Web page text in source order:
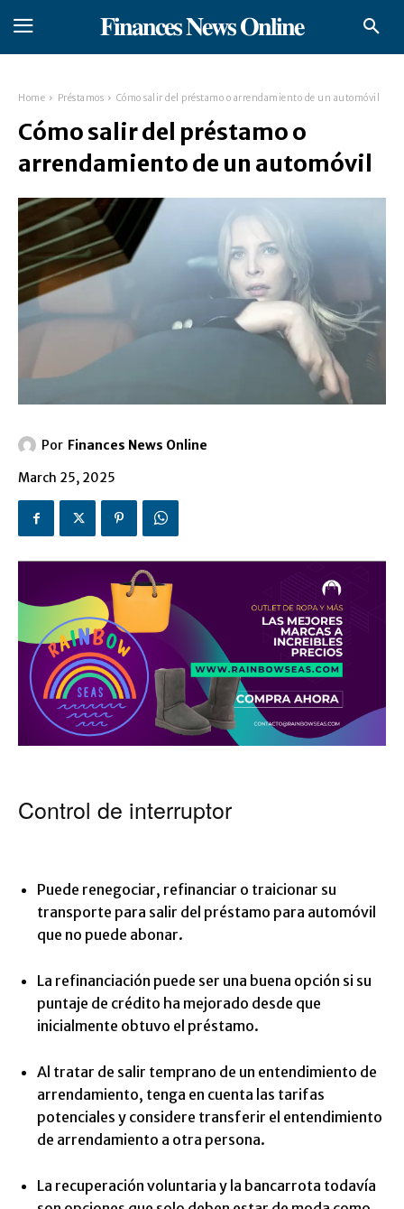
𝐅𝐢𝐧𝐚𝐧𝐜𝐞𝐬 𝐍𝐞𝐰𝐬 𝐎𝐧𝐥𝐢𝐧𝐞
Home Préstamos Cómo salir del préstamo o arrendamiento de un automóvil
Cómo salir del préstamo o
arrendamiento de un automóvil
Por Finances News Online
March 25, 2025
Control de interruptor
Puede renegociar, refinanciar o traicionar su
transporte para salir del préstamo para automóvil
que no puede abonar.
La refinanciación puede ser una buena opción si su
puntaje de crédito ha mejorado desde que
inicialmente obtuvo el préstamo.
Al tratar de salir temprano de un entendimiento de
arrendamiento, tenga en cuenta las tarifas
potenciales y considere transferir el entendimiento
de arrendamiento a otra persona.
La recuperación voluntaria y la bancarrota todavía